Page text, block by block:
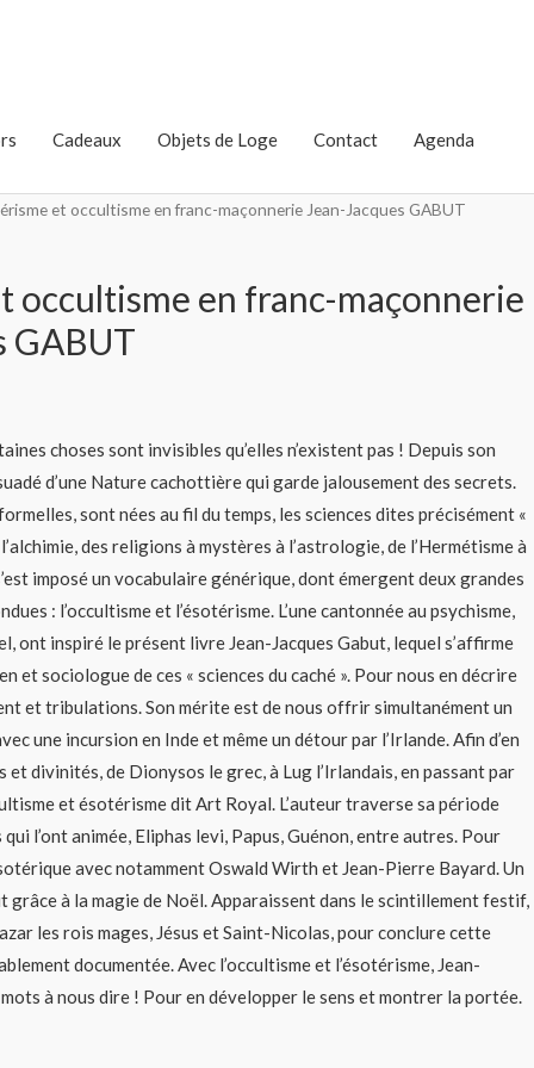
Cadeaux Objets de Loge Contact Agenda
et occultisme en franc-maçonnerie Jean-Jacques GABUT
occultisme en franc-maçonnerie
GABUT
choses sont invisibles qu’elles n’existent pas ! Depuis son
d’une Nature cachottière qui garde jalousement des secrets.
sont nées au fil du temps, les sciences dites précisément «
des religions à mystères à l’astrologie, de l’Hermétisme à
imposé un vocabulaire générique, dont émergent deux grandes
: l’occultisme et l’ésotérisme. L’une cantonnée au psychisme,
ont inspiré le présent livre Jean-Jacques Gabut, lequel s’affirme
et sociologue de ces « sciences du caché ». Pour nous en décrire
et tribulations. Son mérite est de nous offrir simultanément un
une incursion en Inde et même un détour par l’Irlande. Afin d’en
divinités, de Dionysos le grec, à Lug l’Irlandais, en passant par
et ésotérisme dit Art Royal. L’auteur traverse sa période
l’ont animée, Eliphas levi, Papus, Guénon, entre autres. Pour
avec notamment Oswald Wirth et Jean-Pierre Bayard. Un
grâce à la magie de Noël. Apparaissent dans le scintillement festif,
les rois mages, Jésus et Saint-Nicolas, pour conclure cette
documentée. Avec l’occultisme et l’ésotérisme, Jean-
à nous dire ! Pour en développer le sens et montrer la portée.